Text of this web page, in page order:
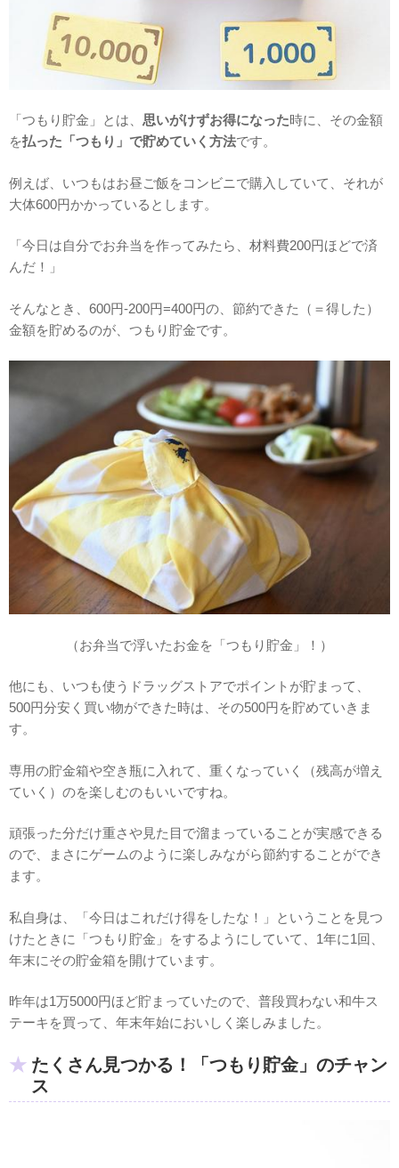
「つもり貯金」とは、 思いがけずお得になった時に、その金額
を払った「つもり」で貯めていく方法です。
例えば、いつもはお昼ご飯をコンビニで購入していて、それが
大体600円かかっているとします。
「今日は自分でお弁当を作ってみたら、材料費200円ほどで済
んだ！」
そんなとき、600円-200円=400円の、節約できた（＝得した）
金額を貯めるのが、つもり貯金です。
（お弁当で浮いたお金を「つもり貯金」！）
他にも、いつも使うドラッグストアでポイントが貯まって、
500円分安く買い物ができた時は、その500円を貯めていきま
す。
専用の貯金箱や空き瓶に入れて、重くなっていく（残高が増え
ていく）のを楽しむのもいいですね。
頑張った分だけ重さや見た目で溜まっていることが実感できる
ので、まさにゲームのように楽しみながら節約することができ
ます。
私自身は、「今日はこれだけ得をしたな！」ということを見つ
けたときに「つもり貯金」をするようにしていて、1年に1回、
年末にその貯金箱を開けています。
昨年は1万5000円ほど貯まっていたので、普段買わない和牛ス
テーキを買って、年末年始においしく楽しみました。
たくさん見つかる！「つもり貯金」のチャン
ス